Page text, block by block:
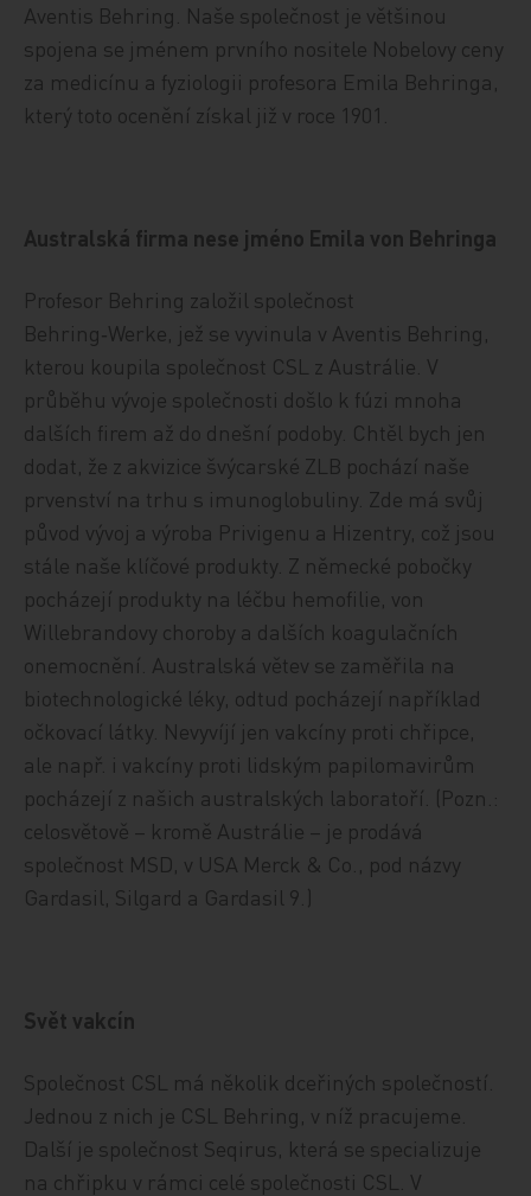
Aventis Behring. Naše společnost je většinou
spojena se jménem prvního nositele Nobelovy ceny
za medicínu a fyziologii profesora Emila Behringa,
který toto ocenění získal již v roce 1901.
Australská firma nese jméno Emila von Behringa
Profesor Behring založil společnost
Behring‑Werke, jež se vyvinula v Aventis Behring,
kterou koupila společnost CSL z Austrálie. V
průběhu vývoje společnosti došlo k fúzi mnoha
dalších firem až do dnešní podoby. Chtěl bych jen
dodat, že z akvizice švýcarské ZLB pochází naše
prvenství na trhu s imunoglobuliny. Zde má svůj
původ vývoj a výroba Privigenu a Hizentry, což jsou
stále naše klíčové produkty. Z německé pobočky
pocházejí produkty na léčbu hemofilie, von
Willebrandovy choroby a dalších koagulačních
onemocnění. Australská větev se zaměřila na
biotechnologické léky, odtud pocházejí například
očkovací látky. Nevyvíjí jen vakcíny proti chřipce,
ale např. i vakcíny proti lidským papilomavirům
pocházejí z našich australských laboratoří. (Pozn.:
celosvětově – kromě Austrálie – je prodává
společnost MSD, v USA Merck & Co., pod názvy
Gardasil, Silgard a Gardasil 9.)
Svět vakcín
Společnost CSL má několik dceřiných společností.
Jednou z nich je CSL Behring, v níž pracujeme.
Další je společnost Seqirus, která se specializuje
na chřipku v rámci celé společnosti CSL. V